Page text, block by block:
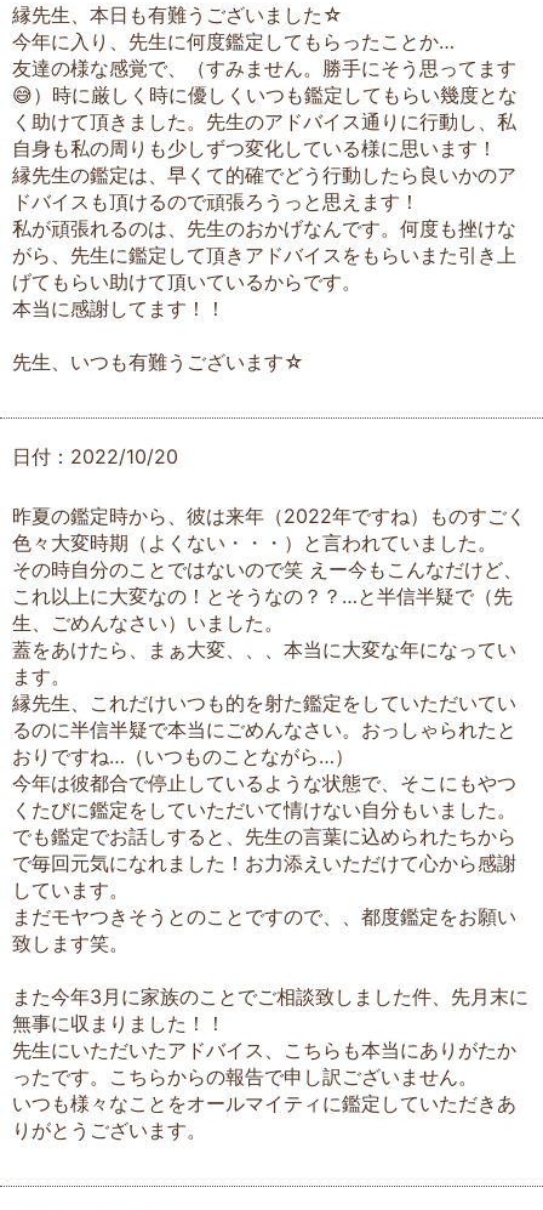
縁先生、本日も有難うございました☆
今年に入り、先生に何度鑑定してもらったことか…
友達の様な感覚で、（すみません。勝手にそう思ってます
😅）時に厳しく時に優しくいつも鑑定してもらい幾度とな
く助けて頂きました。先生のアドバイス通りに行動し、私
自身も私の周りも少しずつ変化している様に思います！
縁先生の鑑定は、早くて的確でどう行動したら良いかのア
ドバイスも頂けるので頑張ろうっと思えます！
私が頑張れるのは、先生のおかげなんです。何度も挫けな
がら、先生に鑑定して頂きアドバイスをもらいまた引き上
げてもらい助けて頂いているからです。
本当に感謝してます！！
先生、いつも有難うございます☆
日付：2022/10/20
昨夏の鑑定時から、彼は来年（2022年ですね）ものすごく
色々大変時期（よくない・・・）と言われていました。
その時自分のことではないので笑 えー今もこんなだけど、
これ以上に大変なの！とそうなの？？…と半信半疑で（先
生、ごめんなさい）いました。
蓋をあけたら、まぁ大変、、、本当に大変な年になってい
ます。
縁先生、これだけいつも的を射た鑑定をしていただいてい
るのに半信半疑で本当にごめんなさい。おっしゃられたと
おりですね…（いつものことながら…）
今年は彼都合で停止しているような状態で、そこにもやつ
くたびに鑑定をしていただいて情けない自分もいました。
でも鑑定でお話しすると、先生の言葉に込められたちから
で毎回元気になれました！お力添えいただけて心から感謝
しています。
まだモヤつきそうとのことですので、、都度鑑定をお願い
致します笑。
また今年3月に家族のことでご相談致しました件、先月末に
無事に収まりました！！
先生にいただいたアドバイス、こちらも本当にありがたか
ったです。こちらからの報告で申し訳ございません。
いつも様々なことをオールマイティに鑑定していただきあ
りがとうございます。